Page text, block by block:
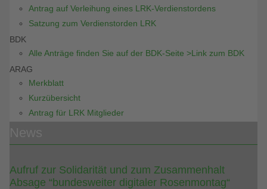
Antrag auf Verleihung eines LRK-Verdienstordens
Satzung zum Verdienstorden LRK
BDK
Alle Anträge finden Sie auf der BDK-Seite >Link zum BDK
ARAG
Merkblatt
Kurzübersicht
Antrag für LRK Mitglieder
Aufruf zur Solidarität und zum Zusammenhalt
Absage “bundesweiter digitaler Rosenmontag“